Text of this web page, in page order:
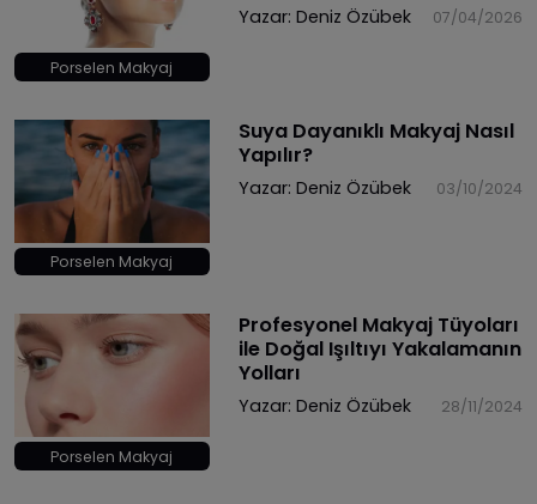
Porselen Makyaj
Yazar: Deniz Özübek 07/04/2026
Porselen Makyaj
Suya Dayanıklı Makyaj Nasıl
Yapılır?
Yazar: Deniz Özübek 03/10/2024
Porselen Makyaj
Profesyonel Makyaj Tüyoları
ile Doğal Işıltıyı Yakalamanın
Yolları
Yazar: Deniz Özübek 28/11/2024